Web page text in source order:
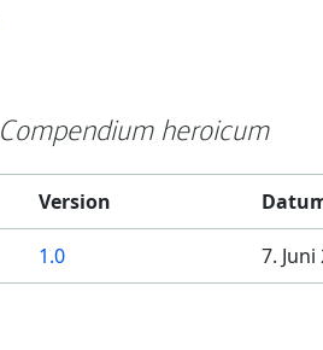
Compendium heroicum
Version
1.0 7. Juni